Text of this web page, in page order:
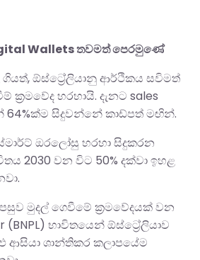
Wallets තවමත් පෙරමුණේ
ගියත්, ඕස්ට්‍රේලියානු ආර්ථිකය සවිමත්
හරහායි. දැනට sales
64%ක්ම සිදුවන්නේ කාඩ්පත් මඟින්.
ඔරලෝසු හරහා සිදුකරන
2030 වන විට 50% දක්වා ඉහළ
මුදල් ගෙවීමේ ක්‍රමවේදයක් වන
(BNPL) භාවිතයෙන් ඕස්ට්‍රේලියාව
ශාන්තිකර කලාපයේම